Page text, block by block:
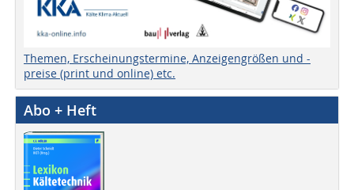
Themen, Erscheinungstermine, Anzeigengrößen und -
preise (print und online) etc.
Abo + Heft